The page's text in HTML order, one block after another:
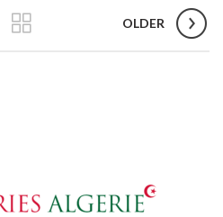
OLDER